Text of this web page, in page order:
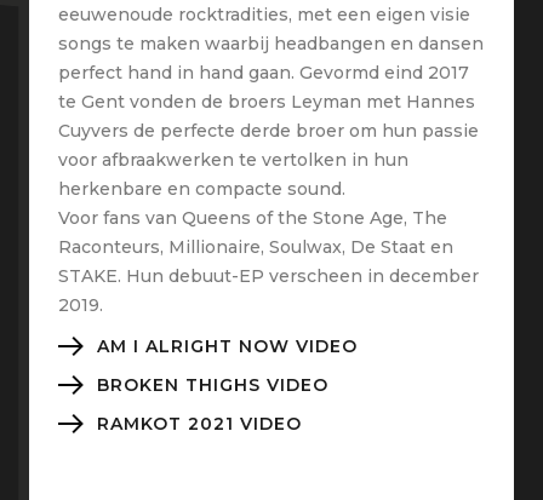
eeuwenoude rocktradities, met een eigen visie
songs te maken waarbij headbangen en dansen
perfect hand in hand gaan. Gevormd eind 2017
te Gent vonden de broers Leyman met Hannes
Cuyvers de perfecte derde broer om hun passie
voor afbraakwerken te vertolken in hun
herkenbare en compacte sound.
Voor fans van Queens of the Stone Age, The
Raconteurs, Millionaire, Soulwax, De Staat en
STAKE. Hun debuut-EP verscheen in december
2019.
AM I ALRIGHT NOW VIDEO
BROKEN THIGHS VIDEO
RAMKOT 2021 VIDEO